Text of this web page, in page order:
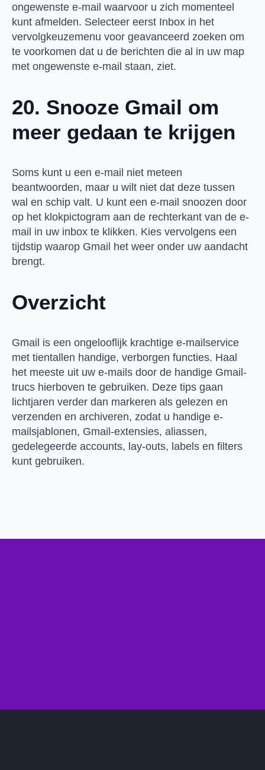
ongewenste e-mail waarvoor u zich momenteel
kunt afmelden. Selecteer eerst Inbox in het
vervolgkeuzemenu voor geavanceerd zoeken om
te voorkomen dat u de berichten die al in uw map
met ongewenste e-mail staan, ziet.
20. Snooze Gmail om
meer gedaan te krijgen
Soms kunt u een e-mail niet meteen
beantwoorden, maar u wilt niet dat deze tussen
wal en schip valt. U kunt een e-mail snoozen door
op het klokpictogram aan de rechterkant van de e-
mail in uw inbox te klikken. Kies vervolgens een
tijdstip waarop Gmail het weer onder uw aandacht
brengt.
Overzicht
Gmail is een ongelooflijk krachtige e-mailservice
met tientallen handige, verborgen functies. Haal
het meeste uit uw e-mails door de handige Gmail-
trucs hierboven te gebruiken. Deze tips gaan
lichtjaren verder dan markeren als gelezen en
verzenden en archiveren, zodat u handige e-
mailsjablonen, Gmail-extensies, aliassen,
gedelegeerde accounts, lay-outs, labels en filters
kunt gebruiken.